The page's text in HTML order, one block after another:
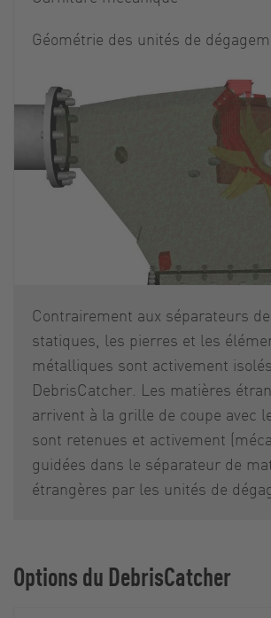
Géométrie des unités de
Contrairement aux séparateurs
statiques, les pierres et les
métalliques sont activement
DebrisCatcher. Les matières
arrivent à la grille de coupe avec
sont retenues et activement
guidées dans le séparateur de
étrangères par les unités de
Options du DebrisCatcher